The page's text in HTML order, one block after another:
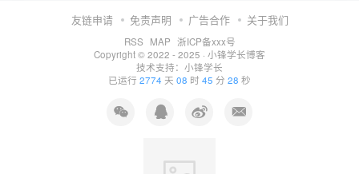
友链申请 免责声明 广告合作 关于我们
RSS MAP 浙ICP备xxx号
Copyright © 2022 - 2025 · 小锋学长博客
技术支持： 小锋学长
已运行 2774 天 08 时 45 分 28 秒